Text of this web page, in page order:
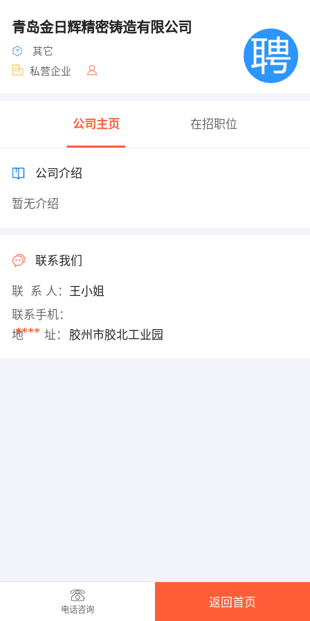
青岛金日辉精密铸造有限公司
其它
私营企业
公司主页 在招职位
公司介绍
暂无介绍
联系我们
联 系 人： 王小姐
联系手机：
****
地 址： 胶州市胶北工业园
电话咨询
返回首页